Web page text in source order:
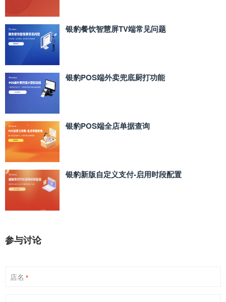
银豹餐饮智慧屏TV端常见问题
银豹POS端外卖兜底厨打功能
银豹POS端全店单据查询
银豹新版自定义支付‑启用时段配置
参与讨论
店名 *